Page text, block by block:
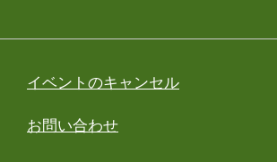
イベントのキャンセル
お問い合わせ